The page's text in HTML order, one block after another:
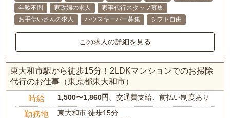
年齢不問
家政婦の求人
家事代行スタッフ募集
お手伝いさんの求人
ハウスキーパー募集 シフト自由
この求人の詳細を見る
東大和市駅から徒歩15分！2LDKマンションでのお掃除
代行のお仕事（東京都東大和市）
時給 1,500〜1,860円 、交通費支給、前払い制度あり
勤務地
東大和市 徒歩15分